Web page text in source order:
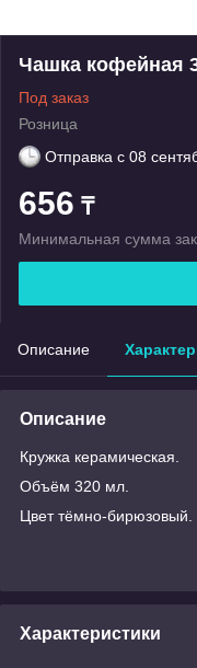
Чашка кофейная
Под заказ
Розница
Отправка с 08
656 ₸
Минимальная сумма
Описание
Описание
Кружка керамическая.
Объём 320 мл.
Цвет тёмно-бирюзовый.
Характеристики